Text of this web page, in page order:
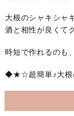
大根のシャキシャ
酒と相性が良くて
時短で作れるのも
◆★☆超簡単♪大根